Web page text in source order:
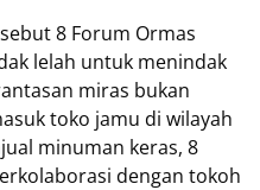
8 Forum Ormas
lelah untuk menindak
miras bukan
toko jamu di wilayah
minuman keras, 8
dengan tokoh